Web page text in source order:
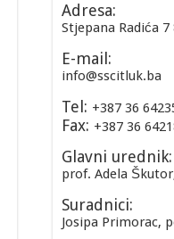
Adresa:
Stjepana Radića
E-mail:
info@sscitluk.ba
Tel: +387 36
Fax: +387 36
Glavni urednik:
prof. Adela
Suradnici:
Josipa Primorac,